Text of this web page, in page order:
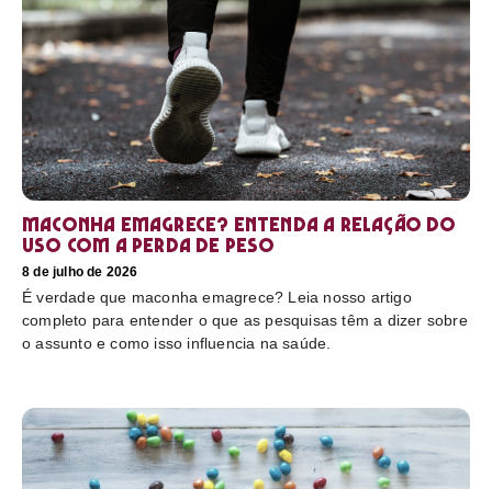
Maconha emagrece? Entenda a relação do
uso com a perda de peso
8 de julho de 2026
É verdade que maconha emagrece? Leia nosso artigo
completo para entender o que as pesquisas têm a dizer sobre
o assunto e como isso influencia na saúde.